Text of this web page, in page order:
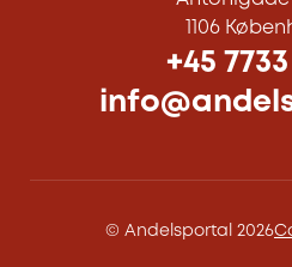
1106
+45
© Andelsportal 2026